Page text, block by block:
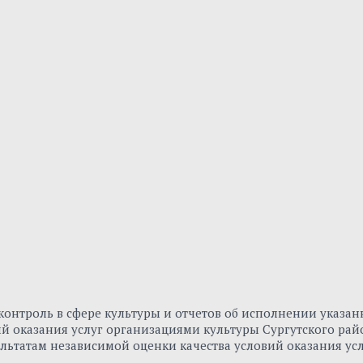
в сфере культуры и отчетов об исполнении
оказания услуг организациями культуры Сургутского
независимой оценки качества условий оказания